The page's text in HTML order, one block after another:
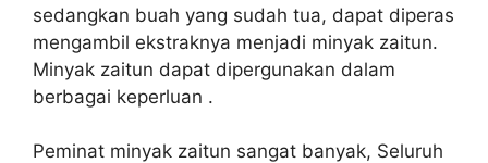
sedangkan buah yang sudah tua, dapat diperas
mengambil ekstraknya menjadi minyak zaitun.
Minyak zaitun dapat dipergunakan dalam
berbagai keperluan .
Peminat minyak zaitun sangat banyak, Seluruh